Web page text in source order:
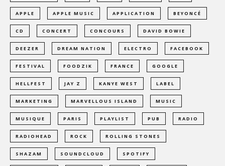
APPLE APPLE MUSIC APPLICATION BEYONCÉ
CD CONCERT CONCOURS DAVID BOWIE
DEEZER DREAM NATION ELECTRO FACEBOOK
FESTIVAL FOODZIK FRANCE GOOGLE
HELLFEST JAY Z KANYE WEST LABEL
MARKETING MARVELLOUS ISLAND MUSIC
MUSIQUE PARIS PLAYLIST PUB RADIO
RADIOHEAD ROCK ROLLING STONES
SHAZAM SOUNDCLOUD SPOTIFY